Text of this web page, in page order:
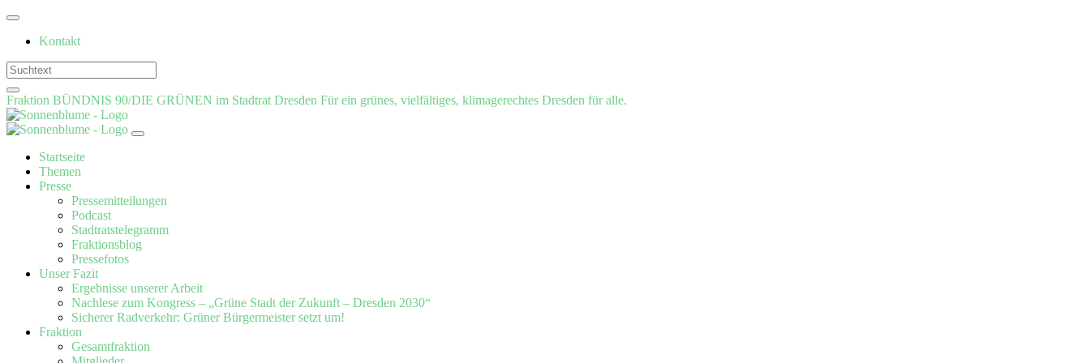
Weiter
Inhalt
Kontakt
Fraktion BÜNDNIS 90/DIE GRÜNEN im Stadtrat Dresden Für ein grünes, vielfältiges, klimagerechtes Dresden für alle.
Startseite
Themen
Presse
Pressemitteilungen
Podcast
Stadtratstelegramm
Fraktionsblog
Pressefotos
Unser Fazit
Ergebnisse unserer Arbeit
Nachlese zum Kongress – „Grüne Stadt der Zukunft – Dresden 2030“
Sicherer Radverkehr: Grüner Bürgermeister setzt um!
Fraktion
Gesamtfraktion